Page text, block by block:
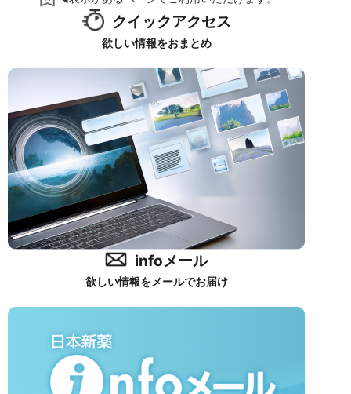
クイックアクセス
欲しい情報をおまとめ
infoメール
欲しい情報をメールでお届け